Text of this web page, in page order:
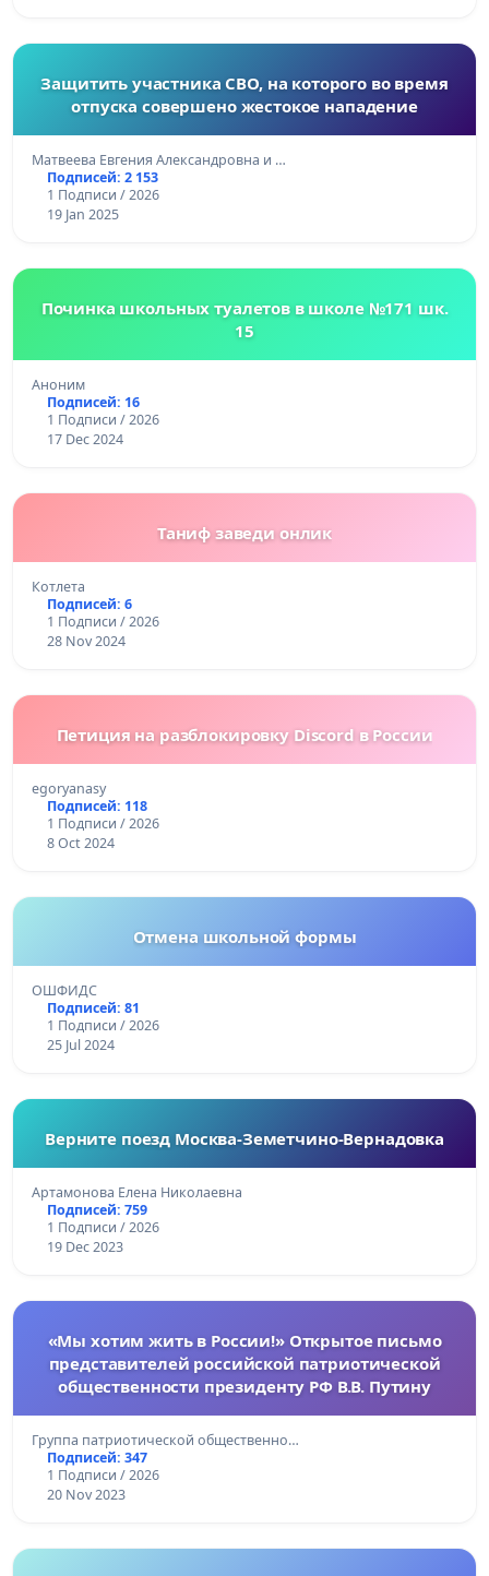
Защитить участника СВО, на которого во время
отпуска совершено жестокое нападение
Матвеева Евгения Александровна и …
Подписей: 2 153
1 Подписи / 2026
19 Jan 2025
Починка школьных туалетов в школе №171 шк.
15
Аноним
Подписей: 16
1 Подписи / 2026
17 Dec 2024
Таниф заведи онлик
Котлета
Подписей: 6
1 Подписи / 2026
28 Nov 2024
Петиция на разблокировку Discord в России
egoryanasy
Подписей: 118
1 Подписи / 2026
8 Oct 2024
Отмена школьной формы
ОШФИДС
Подписей: 81
1 Подписи / 2026
25 Jul 2024
Верните поезд Москва-Земетчино-Вернадовка
Артамонова Елена Николаевна
Подписей: 759
1 Подписи / 2026
19 Dec 2023
«Мы хотим жить в России!» Открытое письмо
представителей российской патриотической
общественности президенту РФ В.В. Путину
Группа патриотической общественно…
Подписей: 347
1 Подписи / 2026
20 Nov 2023